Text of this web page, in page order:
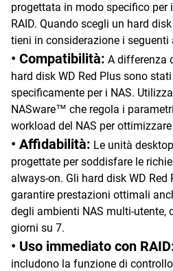
progettata in modo specifico per
RAID. Quando scegli un hard
tieni in considerazione i seguenti
• Compatibilità: A differenza
hard disk WD Red Plus sono
specificamente per i NAS.
NASware™ che regola i
workload del NAS per
• Affidabilità: Le unità
progettate per soddisfare le
always-on. Gli hard disk WD
garantire prestazioni ottimali
degli ambienti NAS multi-utente,
giorni su 7.
• Uso immediato con
includono la funzione di